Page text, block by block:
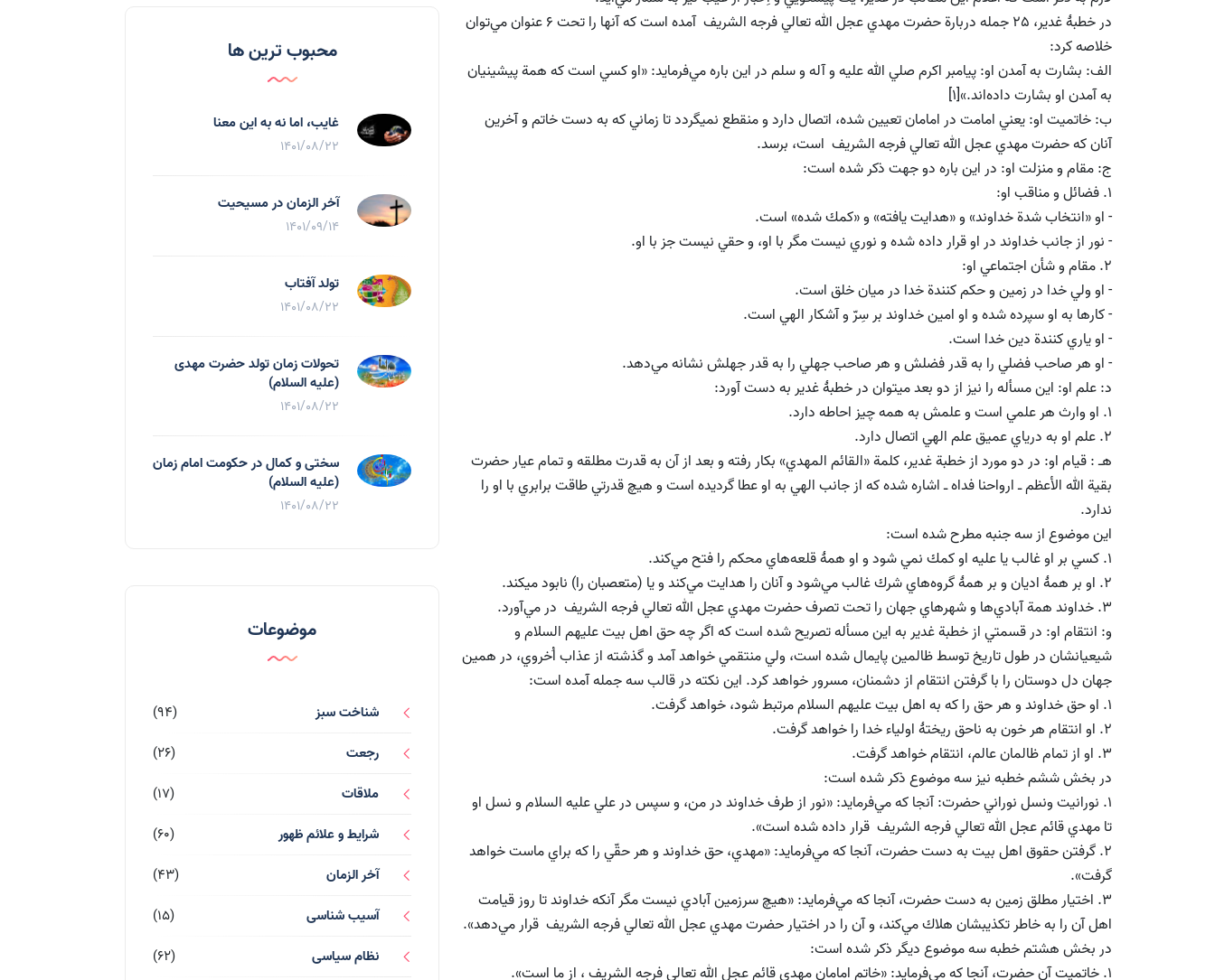
در خطبۀ غدير، 25 جمله دربارة حضرت مهدي عجل الله تعالي فرجه الشريف آمده است كه آنها را تحت 6 عنوان مي‌توان
خلاصه كرد:
الف: بشارت به آمدن او: پيامبر اكرم صلي الله عليه و آله و سلم در اين باره مي‌فرمايد: «او كسي است كه همة پيشينيان
به آمدن او بشارت داده‌اند.»[1]
ب: خاتميت او: يعني امامت در امامان تعيين شده، اتصال دارد و منقطع نمي­گردد تا زماني كه به دست خاتم و آخرين
آنان كه حضرت مهدي عجل الله تعالي فرجه الشريف است، برسد.
ج: مقام و منزلت او: در اين باره دو جهت ذكر شده است:
1. فضائل و مناقب او:
- او «انتخاب شدة خداوند» و «هدايت يافته» و «كمك شده» است.
- نور از جانب خداوند در او قرار داده شده و نوري نيست مگر با او، و حقي نيست جز با او.
2. مقام و شأن اجتماعي او:
- او ولي خدا در زمين و حكم كنندة خدا در ميان خلق است.
- كارها به او سپرده شده و او امين خداوند بر سِرّ و آشكار الهي است.
- او ياري كنندة دين خدا است.
- او هر صاحب فضلي را به قدر فضلش و هر صاحب جهلي را به قدر جهلش نشانه مي‌دهد.
د: علم او: اين مسأله را نيز از دو بعد مي­توان در خطبۀ غدير به دست آورد:
1. او وارث هر علمي است و علمش به همه چيز احاطه دارد.
2. علم او به درياي عميق علم الهي اتصال دارد.
هـ : قيام او: در دو مورد از خطبة غدير، كلمة «القائم المهدي» بكار رفته و بعد از آن به قدرت مطلقه و تمام عيار حضرت
بقية الله الأعظم ـ ارواحنا فداه ـ اشاره شده كه از جانب الهي به او عطا گرديده است و هيچ قدرتي طاقت برابري با او را
ندارد.
اين موضوع از سه جنبه مطرح شده است:
1. كسي بر او غالب يا عليه او كمك نمي شود و او همۀ قلعه‌هاي محكم را فتح مي‌كند.
2. او بر همۀ اديان و بر همۀ گروه‌هاي شرك غالب مي‌شود و آنان را هدايت مي‌كند و يا (متعصبان را) نابود مي­كند.
3. خداوند همة آبادي‌ها و شهرهاي جهان را تحت تصرف حضرت مهدي عجل الله تعالي فرجه الشريف در مي‌آورد.
و: انتقام او: در قسمتي از خطبة غدير به اين مسأله تصريح شده است كه اگر چه حق اهل بيت عليهم السلام و
شيعيانشان در طول تاريخ توسط ظالمين پايمال شده است، ولي منتقمي خواهد آمد و گذشته از عذاب اُخروي، در همين
جهان دل دوستان را با گرفتن انتقام از دشمنان، مسرور خواهد كرد. اين نكته در قالب سه جمله آمده است:
1. او حق خداوند و هر حق را كه به اهل بيت عليهم السلام مرتبط شود، خواهد گرفت.
2. او انتقام هر خون به ناحق ريختۀ اولياء خدا را خواهد گرفت.
3. او از تمام ظالمان عالم، انتقام خواهد گرفت.
در بخش ششم خطبه نيز سه موضوع ذكر شده است:
1. نورانيت ونسل نوراني حضرت: آنجا كه مي‌فرمايد: «نور از طرف خداوند در من، و سپس در علي عليه السلام و نسل او
تا مهدي قائم عجل الله تعالي فرجه الشريف قرار داده شده است».
2. گرفتن حقوق اهل بيت به دست حضرت، آنجا كه مي‌فرمايد: «مهدي، حق خداوند و هر حقّي را كه براي ماست خواهد
گرفت».
3. اختيار مطلق زمين به دست حضرت، آنجا كه مي‌فرمايد: «هيچ سرزمين آبادي نيست مگر آنكه خداوند تا روز قيامت
اهل آن را به خاطر تكذيبشان هلاك مي‌كند، و آن را در اختيار حضرت مهدي عجل الله تعالي فرجه الشريف قرار مي‌دهد».
در بخش هشتم خطبه سه موضوع ديگر ذكر شده است:
1. خاتميت آن حضرت، آنجا كه مي‌فرمايد: «خاتم امامان مهدي قائم عجل الله تعالي فرجه الشريف ، از ما است».
محبوب ترین ها
غایب، اما نه به اين معنا
1401/08/22
آخر الزمان در مسیحیت
1401/09/14
تولد آفتاب
1401/08/22
تحولات زمان تولد حضرت مهدی
(علیه السلام)
1401/08/22
سختی و کمال در حکومت امام زمان
(علیه السلام)
1401/08/22
موضوعات
شناخت سبز
(94)
رجعت
(26)
ملاقات
(17)
شرایط و علائم ظهور
(60)
آخر الزمان
(43)
آسیب شناسی
(15)
نظام سیاسی
(62)